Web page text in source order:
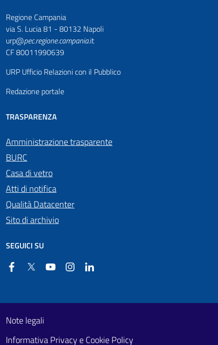
Regione Campania
via S. Lucia 81 - 80132 Napoli
urp@pec.regione.campania.it
CF 80011990639
URP Ufficio Relazioni con il Pubblico
Redazione portale
TRASPARENZA
Amministrazione trasparente
BURC
Casa di vetro
Atti di notifica
Qualità Datacenter
Sito di archivio
SEGUICI SU
FacebookTwitter YouTube Instagram
Footer First
Useful links section
Note legali
Informativa Privacy e Cookie Policy